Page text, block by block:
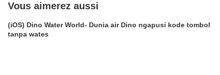
Vous aimerez aussi
(iOS) Dino Water World- Dunia air Dino ngapusi kode tombol
tanpa wates